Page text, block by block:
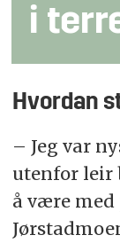
i
Hvordan
– Jeg var
utenfor leir
å være